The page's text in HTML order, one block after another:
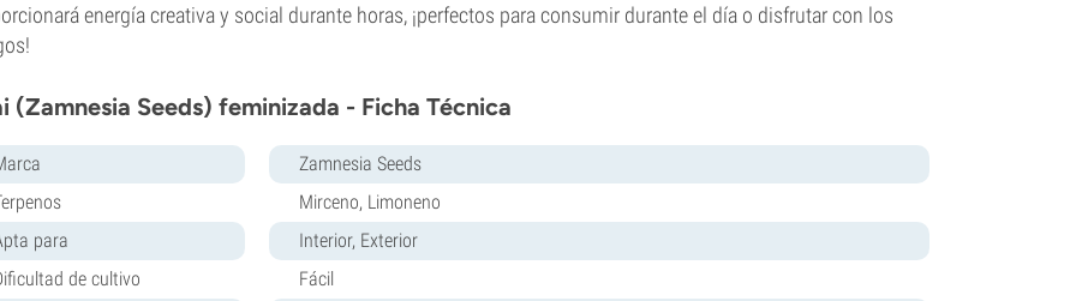
energía creativa y social durante horas, ¡perfectos para consumir durante el día o disfrutar con los
(Zamnesia Seeds) feminizada - Ficha Técnica
Zamnesia Seeds
Mirceno, Limoneno
para
Interior, Exterior
de cultivo
Fácil